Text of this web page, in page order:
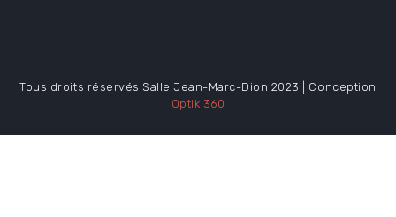
Tous droits réservés Salle Jean-Marc-Dion 2023 | Conception
Optik 360